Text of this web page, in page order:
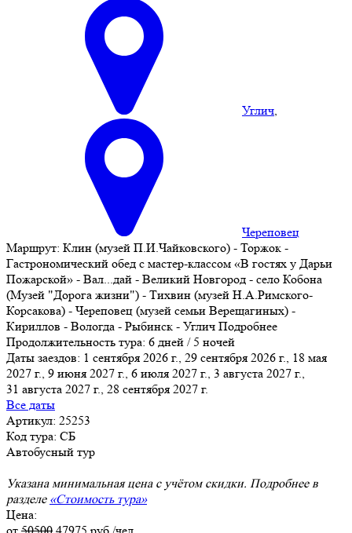
Углич
Череповец
Маршрут: Клин (музей П.И.Чайковского) - Торжок -
Гастрономический обед с мастер-классом «В гостях у Дарьи
Пожарской» - Вал
дай - Великий Новгород - село Кобона
(Музей "Дорога жизни") - Тихвин (музей Н.А.Римского-
Корсакова) - Череповец (музей семьи Верещагиных) -
Кириллов - Вологда - Рыбинск - Углич Подробнее
Продолжительность тура: 6 дней / 5 ночей
Даты заездов: 1 сентября 2026 г., 29 сентября 2026 г., 18 мая
2027 г., 9 июня 2027 г., 6 июля 2027 г., 3 августа 2027 г.,
31 августа 2027 г. , 28 сентября 2027 г.
Все даты
Артикул: 25253
Код тура: СБ
Автобусный тур
Указана минимальная цена с учётом скидки. Подробнее в
разделе «Стоимость тура»
Цена:
от 50500 47975 руб./чел